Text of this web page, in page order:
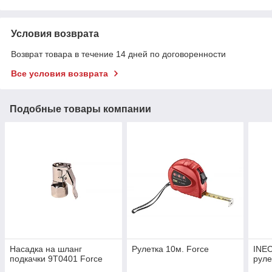
Условия возврата
Возврат товара в течение 14 дней по договоренности
Все условия возврата
Подобные товары компании
Насадка на шланг
подкачки 9T0401 Force
Рулетка 10м. Force